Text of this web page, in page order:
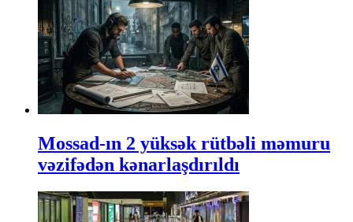
Mossad-ın 2 yüksək rütbəli məmuru
vəzifədən kənarlaşdırıldı